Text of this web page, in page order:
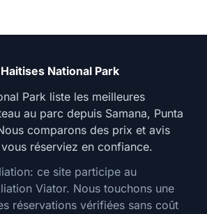
National Park
Park liste les meilleures
au parc depuis Samana, Punta
comparons des prix et avis
réserviez en confiance.
ce site participe au
Viator. Nous touchons une
réservations vérifiées sans coût